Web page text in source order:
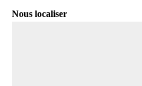
Nous localiser